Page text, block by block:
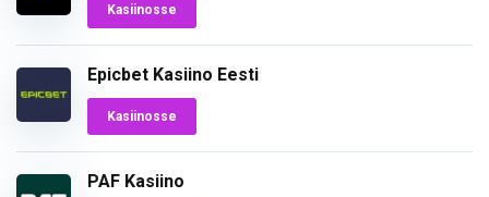
Kasiinosse
Epicbet Kasiino Eesti
Kasiinosse
PAF Kasiino